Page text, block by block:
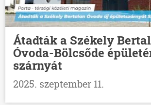
Átadták a Székely
Óvoda-Bölcsőde
szárnyát
2025. szeptember 11.